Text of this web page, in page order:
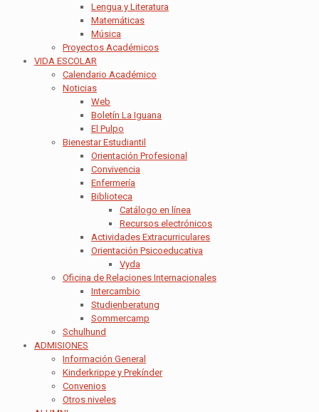
Lengua y Literatura
Matemáticas
Música
Proyectos Académicos
VIDA ESCOLAR
Calendario Académico
Noticias
Web
Boletín La Iguana
El Pulpo
Bienestar Estudiantil
Orientación Profesional
Convivencia
Enfermería
Biblioteca
Catálogo en línea
Recursos electrónicos
Actividades Extracurriculares
Orientación Psicoeducativa
Vyda
Oficina de Relaciones Internacionales
Intercambio
Studienberatung
Sommercamp
Schulhund
ADMISIONES
Información General
Kinderkrippe y Prekínder
Convenios
Otros niveles